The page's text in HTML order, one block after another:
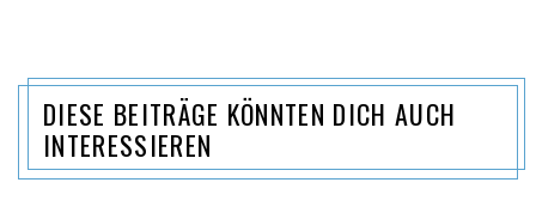
DIESE BEITRÄGE KÖNNTEN DICH AUCH
INTERESSIEREN